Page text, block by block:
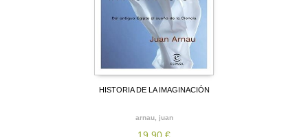
HISTORIA DE LA IMAGINACIÓN
arnau, juan
19,90 €